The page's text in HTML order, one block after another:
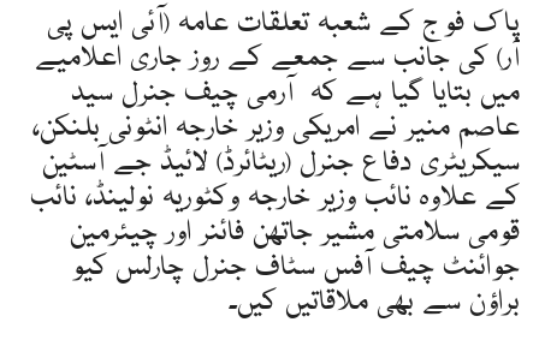
پاک فوج کے شعبہ تعلقات عامہ (آئی ایس پی
آر) کی جانب سے جمعے کے روز جاری اعلامیے
میں بتایا گیا ہے کہ آرمی چیف جنرل سید
عاصم منیر نے امریکی وزیر خارجہ انٹونی بلنکن،
سیکریٹری دفاع جنرل (ریٹائرڈ) لائیڈ جے آسٹین
کے علاوہ نائب وزیر خارجہ وکٹوریہ نولینڈ، نائب
قومی سلامتی مشیر جاتھن فائنر اور چیئرمین
جوائنٹ چیف آفس سٹاف جنرل چارلس کیو
براؤن سے بھی ملاقاتیں کیں۔